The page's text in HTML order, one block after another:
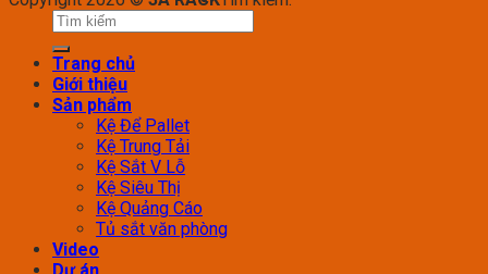
Trang chủ
Giới thiệu
Sản phẩm
Kệ Để Pallet
Kệ Trung Tải
Kệ Sắt V Lỗ
Kệ Siêu Thị
Kệ Quảng Cáo
Tủ sắt văn phòng
Video